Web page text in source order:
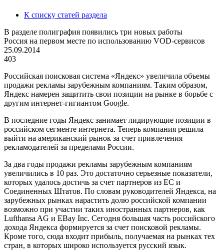
К списку статей раздела
В разделе полиграфия появились три новых работы
Россия на первом месте по использованию VOD-сервисов
25.09.2014
403
Российская поисковая система «Яндекс» увеличила объемы
продажи рекламы зарубежным компаниям. Таким образом,
Яндекс намерен защитить свои позиции на рынке в борьбе с
другим интернет-гигиантом Google.
В последние годы Яндекс занимает лидирующие позиции в
российском сегменте интернета. Теперь компания решила
выйти на американский рынок за счет привлечения
рекламодателей за пределами России.
За два годы продажи рекламы зарубежным компаниям
увеличились в 10 раз. Это достаточно серьезные показатели,
которых удалось достичь за счет партнеров из ЕС и
Соединенных Штатов. По словам руководителей Яндекса, на
зарубежных рынках нарастить долю российской компании
возможно при участии таких иностранных партнеров, как
Lufthansa AG и EBay Inc. Сегодня большая часть российского
дохода Яндекса формируется за счет поисковой рекламы.
Кроме того, сюда входит прибыль, получаемая на рынках тех
стран, в которых широко используется русский язык.